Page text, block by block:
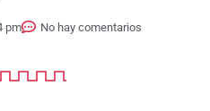
pm No hay comentarios